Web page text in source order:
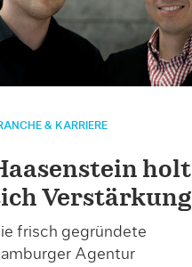
& KARRIERE
holt
Verstärkung
frisch gegründete
Agentur